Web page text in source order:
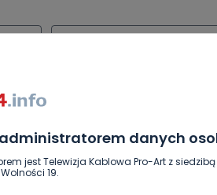
danych
jest Telewizja Kablowa Pro-Art z
19.
parafia pw. matki boskiej